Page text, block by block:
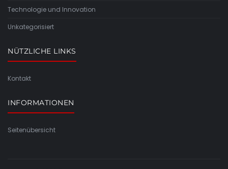
Technologie und Innovation
Unkategorisiert
NÜTZLICHE LINKS
Kontakt
INFORMATIONEN
Seitenübersicht